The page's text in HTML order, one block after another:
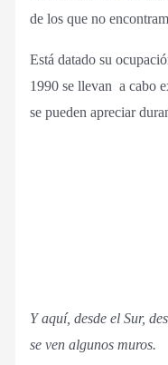
de los que no
Está datado su
1990 se llevan a cabo
se pueden apreciar
Y aquí, desde el Sur,
se ven algunos muros.